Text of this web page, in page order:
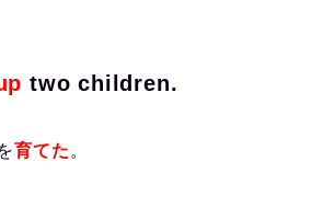
two children.
育てた 。